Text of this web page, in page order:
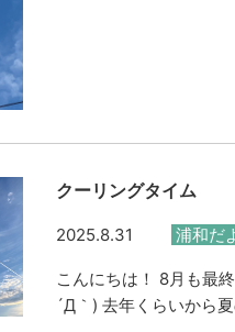
クーリングタイム
2025.8.31 浦和だ
こんにちは！ 8月も最
´Д｀) 去年くらいから